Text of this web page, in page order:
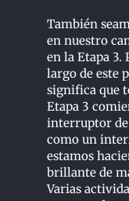
También
en nuestro
en la Etapa 3.
largo de este
significa que
Etapa 3
interruptor de
como un
estamos
brillante de
Varias